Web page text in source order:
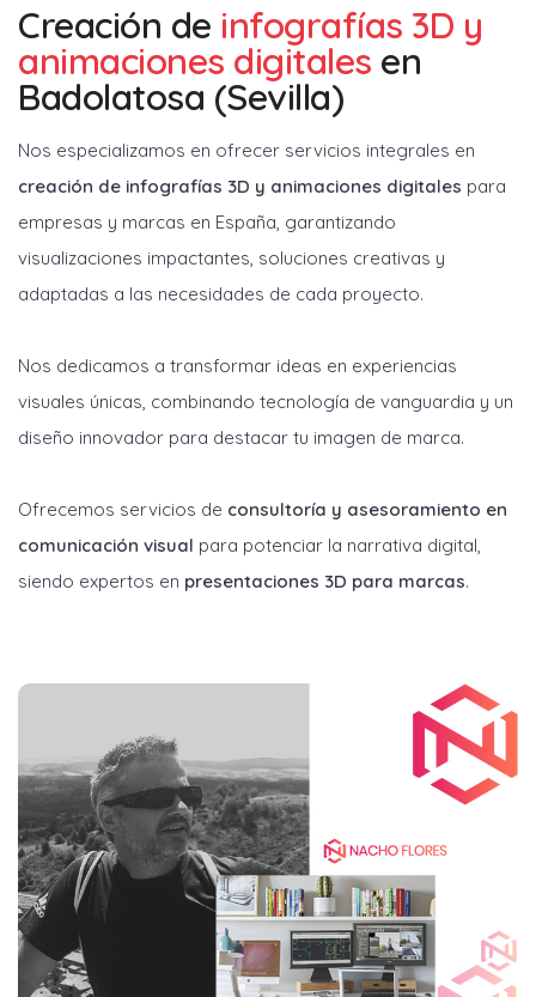
Creación de infografías 3D y
animaciones digitales en
Badolatosa (Sevilla)
Nos especializamos en ofrecer servicios integrales en
creación de infografías 3D y animaciones digitales para
empresas y marcas en España, garantizando
visualizaciones impactantes, soluciones creativas y
adaptadas a las necesidades de cada proyecto.
Nos dedicamos a transformar ideas en experiencias
visuales únicas, combinando tecnología de vanguardia y un
diseño innovador para destacar tu imagen de marca.
Ofrecemos servicios de consultoría y asesoramiento en
comunicación visual para potenciar la narrativa digital,
siendo expertos en presentaciones 3D para marcas.